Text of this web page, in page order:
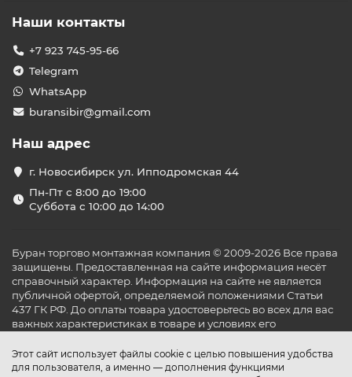
Этот сайт использует файлы cookie с целью повышения удобства
для пользователя, а именно — дополнения функциями
Наши контакты
+7 923 745-95-66
Telegram
WhatsApp
buransibir@gmail.com
Наш адрес
г. Новосибирск ул. Ипподромская 44
Пн-Пт с 8:00 до 19:00
Суббота с 10:00 до 14:00
Буран торгово монтажная компания © 2009-2026 Все права
защищены. Предоставленная на сайте информация несёт
справочный характер. Информация на сайте не является
публичной офертой, определяемой положениями Статьи
437 ГК РФ. До оплаты товара удостоверьтесь во всех для вас
важных характеристиках в товаре и условиях его